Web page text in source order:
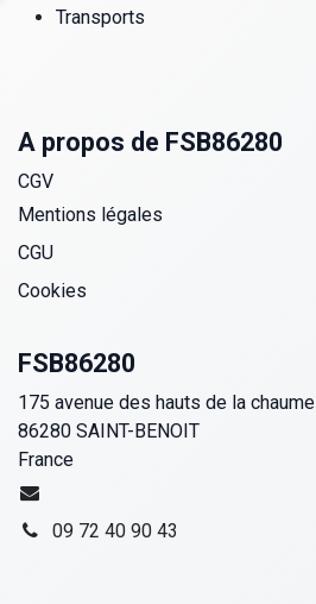
Transports
A propos de FSB86280
CGV
Mentions légales
CGU
Cookies
FSB86280
175 avenue des hauts de la chaume
86280 SAINT-BENOIT
France
09 72 40 90 43